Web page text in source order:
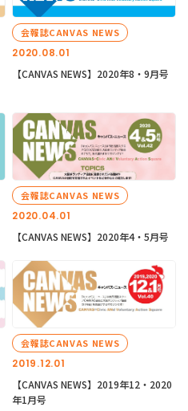
2020.08.01
会報誌CANVAS NEWS
【CANVAS NEWS】2020年8・9月号
2020.04.01
会報誌CANVAS NEWS
【CANVAS NEWS】2020年4・5月号
2019.12.01
会報誌CANVAS NEWS
【CANVAS NEWS】2019年12・2020
年1月号